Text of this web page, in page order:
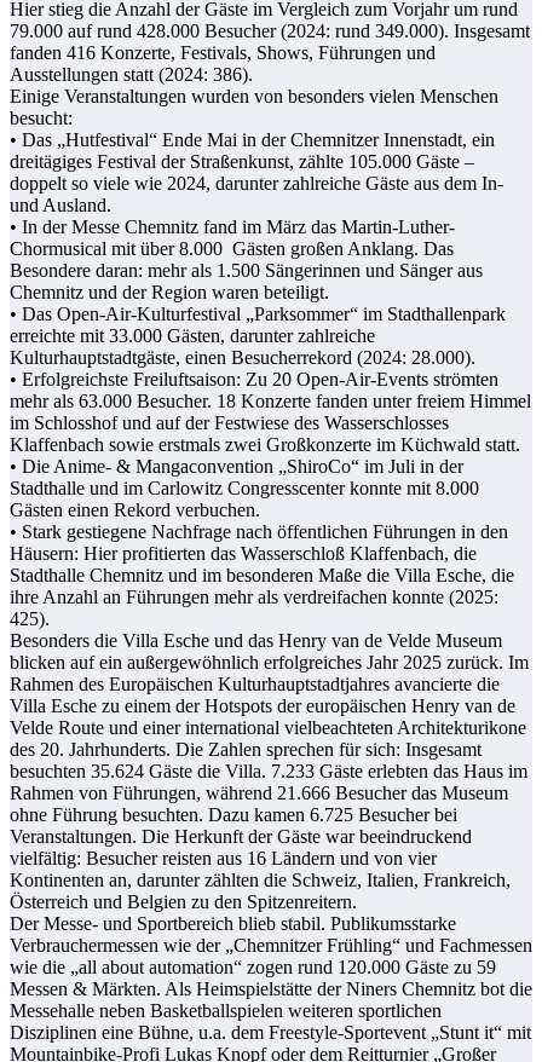
Hier stieg die Anzahl der Gäste im Vergleich zum Vorjahr um rund
79.000 auf rund 428.000 Besucher (2024: rund 349.000). Insgesamt
fanden 416 Konzerte, Festivals, Shows, Führungen und
Ausstellungen statt (2024: 386).
Einige Veranstaltungen wurden von besonders vielen Menschen
besucht:
• Das „Hutfestival“ Ende Mai in der Chemnitzer Innenstadt, ein
dreitägiges Festival der Straßenkunst, zählte 105.000 Gäste –
doppelt so viele wie 2024, darunter zahlreiche Gäste aus dem In-
und Ausland.
• In der Messe Chemnitz fand im März das Martin-Luther-
Chormusical mit über 8.000 Gästen großen Anklang. Das
Besondere daran: mehr als 1.500 Sängerinnen und Sänger aus
Chemnitz und der Region waren beteiligt.
• Das Open-Air-Kulturfestival „Parksommer“ im Stadthallenpark
erreichte mit 33.000 Gästen, darunter zahlreiche
Kulturhauptstadtgäste, einen Besucherrekord (2024: 28.000).
• Erfolgreichste Freiluftsaison: Zu 20 Open-Air-Events strömten
mehr als 63.000 Besucher. 18 Konzerte fanden unter freiem Himmel
im Schlosshof und auf der Festwiese des Wasserschlosses
Klaffenbach sowie erstmals zwei Großkonzerte im Küchwald statt.
• Die Anime- & Mangaconvention „ShiroCo“ im Juli in der
Stadthalle und im Carlowitz Congresscenter konnte mit 8.000
Gästen einen Rekord verbuchen.
• Stark gestiegene Nachfrage nach öffentlichen Führungen in den
Häusern: Hier profitierten das Wasserschloß Klaffenbach, die
Stadthalle Chemnitz und im besonderen Maße die Villa Esche, die
ihre Anzahl an Führungen mehr als verdreifachen konnte (2025:
425).
Besonders die Villa Esche und das Henry van de Velde Museum
blicken auf ein außergewöhnlich erfolgreiches Jahr 2025 zurück. Im
Rahmen des Europäischen Kulturhauptstadtjahres avancierte die
Villa Esche zu einem der Hotspots der europäischen Henry van de
Velde Route und einer international vielbeachteten Architekturikone
des 20. Jahrhunderts. Die Zahlen sprechen für sich: Insgesamt
besuchten 35.624 Gäste die Villa. 7.233 Gäste erlebten das Haus im
Rahmen von Führungen, während 21.666 Besucher das Museum
ohne Führung besuchten. Dazu kamen 6.725 Besucher bei
Veranstaltungen. Die Herkunft der Gäste war beeindruckend
vielfältig: Besucher reisten aus 16 Ländern und von vier
Kontinenten an, darunter zählten die Schweiz, Italien, Frankreich,
Österreich und Belgien zu den Spitzenreitern.
Der Messe- und Sportbereich blieb stabil. Publikumsstarke
Verbrauchermessen wie der „Chemnitzer Frühling“ und Fachmessen
wie die „all about automation“ zogen rund 120.000 Gäste zu 59
Messen & Märkten. Als Heimspielstätte der Niners Chemnitz bot die
Messehalle neben Basketballspielen weiteren sportlichen
Disziplinen eine Bühne, u.a. dem Freestyle-Sportevent „Stunt it“ mit
Mountainbike-Profi Lukas Knopf oder dem Reitturnier „Großer